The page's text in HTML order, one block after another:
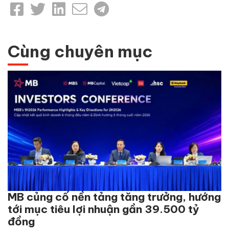
Cùng chuyên mục
MB củng cố nền tảng tăng trưởng, hướng
tới mục tiêu lợi nhuận gần 39.500 tỷ
đồng